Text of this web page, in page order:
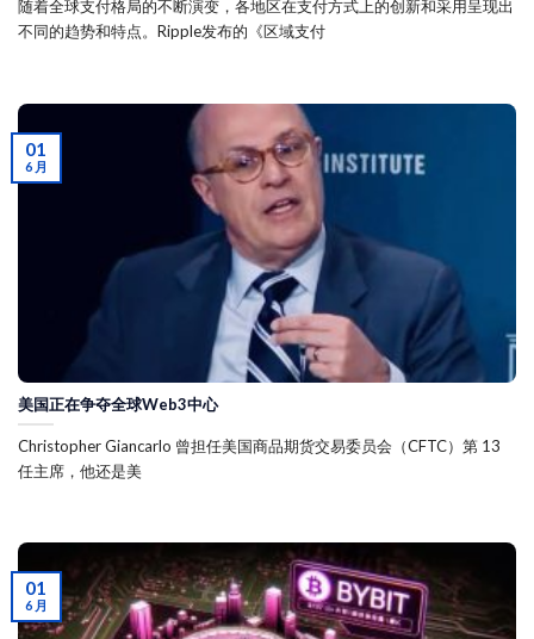
随着全球支付格局的不断演变，各地区在支付方式上的创新和采用呈现出
不同的趋势和特点。Ripple发布的《区域支付
美国正在争夺全球Web3中心
Christopher Giancarlo 曾担任美国商品期货交易委员会（CFTC）第 13
任主席，他还是美
01
6 月
01
6 月